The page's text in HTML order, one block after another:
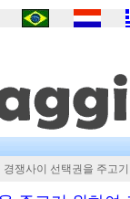
쟁사이 선택권을 주고